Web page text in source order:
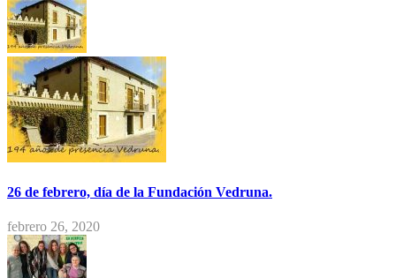
26 de febrero, día de la Fundación Vedruna.
febrero 26, 2020